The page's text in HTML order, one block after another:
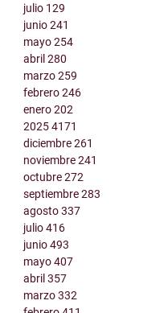
julio 129
junio241
mayo254
abril280
marzo259
febrero246
enero202
20254171
diciembre261
noviembre241
octubre272
septiembre283
agosto337
julio416
junio493
mayo407
abril357
marzo332